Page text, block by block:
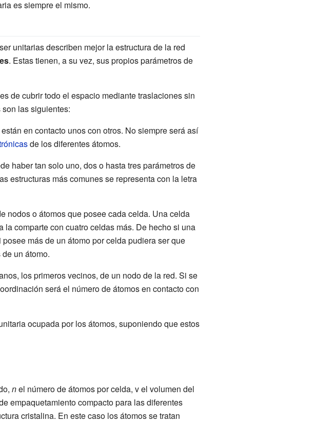
es siempre el mismo.
unitarias describen mejor la estructura de la red
. Estas tienen, a su vez, sus propios parámetros de
de cubrir todo el espacio mediante traslaciones sin
las siguientes:
en contacto unos con otros. No siempre será así
de los diferentes átomos.
haber tan solo uno, dos o hasta tres parámetros de
estructuras más comunes se representa con la letra
nodos o átomos que posee cada celda. Una celda
comparte con cuatro celdas más. De hecho si una
más de un átomo por celda pudiera ser que
un átomo.
los primeros vecinos, de un nodo de la red. Si se
será el número de átomos en contacto con
ocupada por los átomos, suponiendo que estos
nel número de átomos por celda, v el volumen del
empaquetamiento compacto para las diferentes
cristalina. En este caso los átomos se tratan